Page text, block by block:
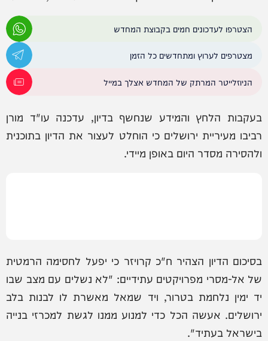
הצטרפו לעדכונים חמים בקבוצת המחדש
מצטרפים לערוץ ומתחדשים כל הזמן
הניוזלייטר המרתק של המחדש אצלך במייל
בעקבות הלחץ והמידע שנחשף בדיון, עדכנה עו"ד מורן
רביבו מעיריית ירושלים כי הוחלט לעצור את הדיון בתוכנית
ולהסירה מסדר היום באופן מיידי.
בסיכום הדיון הצהיר ח"כ קרויזר כי יפעל לחסימה הרמטית
של אל-מסרי מפרויקטים עתידיים: "לא נשלים עם מצב שבו
יד ימין נלחמת בטרור, ויד שמאל מאשרת לו לבנות בלב
ירושלים. אעשה הכל כדי למנוע ממנו לגשת למכרזי בנייה
בישראל בעתיד".